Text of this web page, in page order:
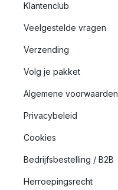
Klantenclub
Veelgestelde vragen
Verzending
Volg je pakket
Algemene voorwaarden
Privacybeleid
Cookies
Bedrijfsbestelling / B2B
Herroepingsrecht